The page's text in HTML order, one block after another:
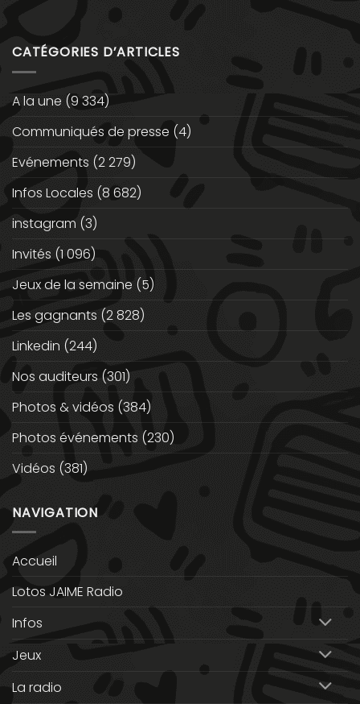
CATÉGORIES D’ARTICLES
A la une (9 334)
Communiqués de presse (4)
Evénements (2 279)
Infos Locales (8 682)
instagram (3)
Invités (1 096)
Jeux de la semaine (5)
Les gagnants (2 828)
Linkedin (244)
Nos auditeurs (301)
Photos & vidéos (384)
Photos événements (230)
Vidéos (381)
NAVIGATION
Accueil
Lotos JAIME Radio
Infos
Jeux
La radio